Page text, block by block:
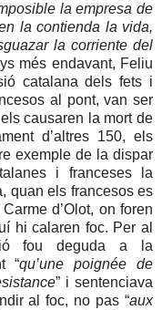
la empresa de
la contienda la vida,
la corriente del
més endavant, Feliu
catalana dels fets i
al pont, van ser
causaren la mort de
d’altres 150, els
exemple de la dispar
i franceses la
quan els francesos es
d’Olot, on foren
hi calaren foc. Per al
fou deguda a la
“qu’une poignée de
” i sentenciava
al foc, no pas “aux